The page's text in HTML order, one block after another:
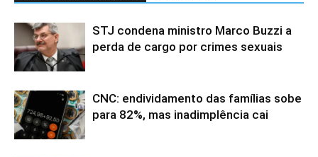
STJ condena ministro Marco Buzzi a
perda de cargo por crimes sexuais
CNC: endividamento das famílias sobe
para 82%, mas inadimplência cai